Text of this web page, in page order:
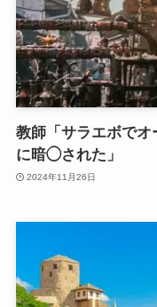
教師「サラエボで
に暗◯された」
2024年11月26日